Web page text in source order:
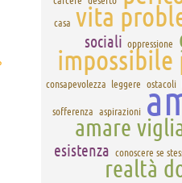
casa vita
sociali oppressione
impossibile
consapevolezza leggere ostacoli
sofferenza aspirazioni
amare
esistenza conoscere se
realtà